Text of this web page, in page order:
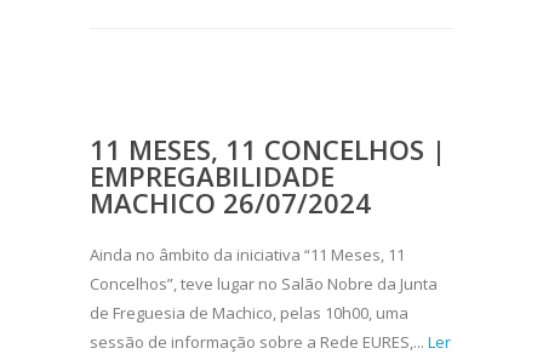
11 MESES, 11 CONCELHOS |
EMPREGABILIDADE
MACHICO 26/07/2024
Ainda no âmbito da iniciativa “11 Meses, 11
Concelhos”, teve lugar no Salão Nobre da Junta
de Freguesia de Machico, pelas 10h00, uma
sessão de informação sobre a Rede EURES,... Ler